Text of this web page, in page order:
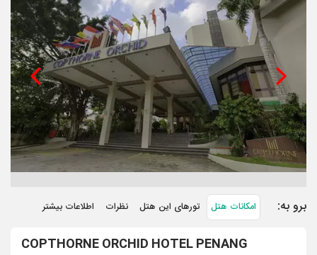
برو به: امکانات هتل تورهای این هتل نظرات اطلاعات بیشتر
COPTHORNE ORCHID HOTEL PENANG